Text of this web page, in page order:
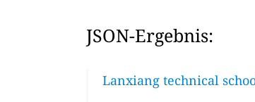
JSON-Ergebnis:
Lanxiang technical